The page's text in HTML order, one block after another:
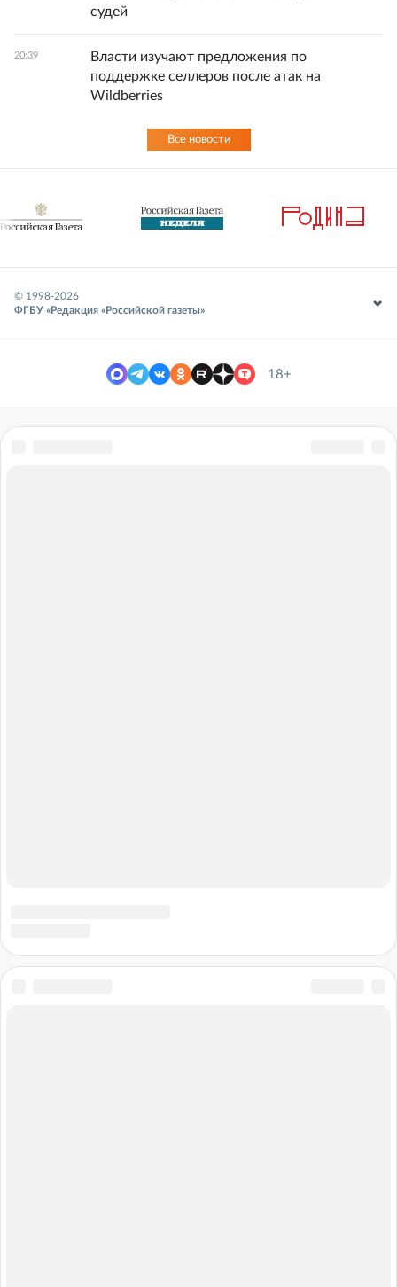
судей
20:39
Власти изучают предложения по
поддержке селлеров после атак на
Wildberries
Все новости
© 1998-2026
ФГБУ «Редакция «Российской газеты»
18+